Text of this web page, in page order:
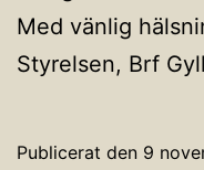
Med vänlig
Styrelsen, Brf
Publicerat den 9